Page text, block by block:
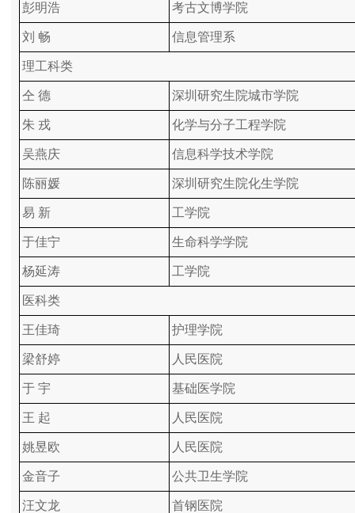
彭明浩 考古文博学院
刘 畅 信息管理系
理工科类
仝 德 深圳研究生院城市学院
朱 戎 化学与分子工程学院
吴燕庆 信息科学技术学院
陈丽媛 深圳研究生院化生学院
易 新 工学院
于佳宁 生命科学学院
杨延涛 工学院
医科类
王佳琦 护理学院
梁舒婷 人民医院
于 宇 基础医学院
王 起 人民医院
姚昱欧 人民医院
金音子 公共卫生学院
汪文龙 首钢医院